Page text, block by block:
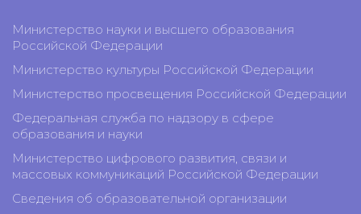
Министерство науки и высшего образования
Российской Федерации
Министерство культуры Российской Федерации
Министерство просвещения Российской Федерации
Федеральная служба по надзору в сфере
образования и науки
Министерство цифрового развития, связи и
массовых коммуникаций Российской Федерации
Сведения об образовательной организации